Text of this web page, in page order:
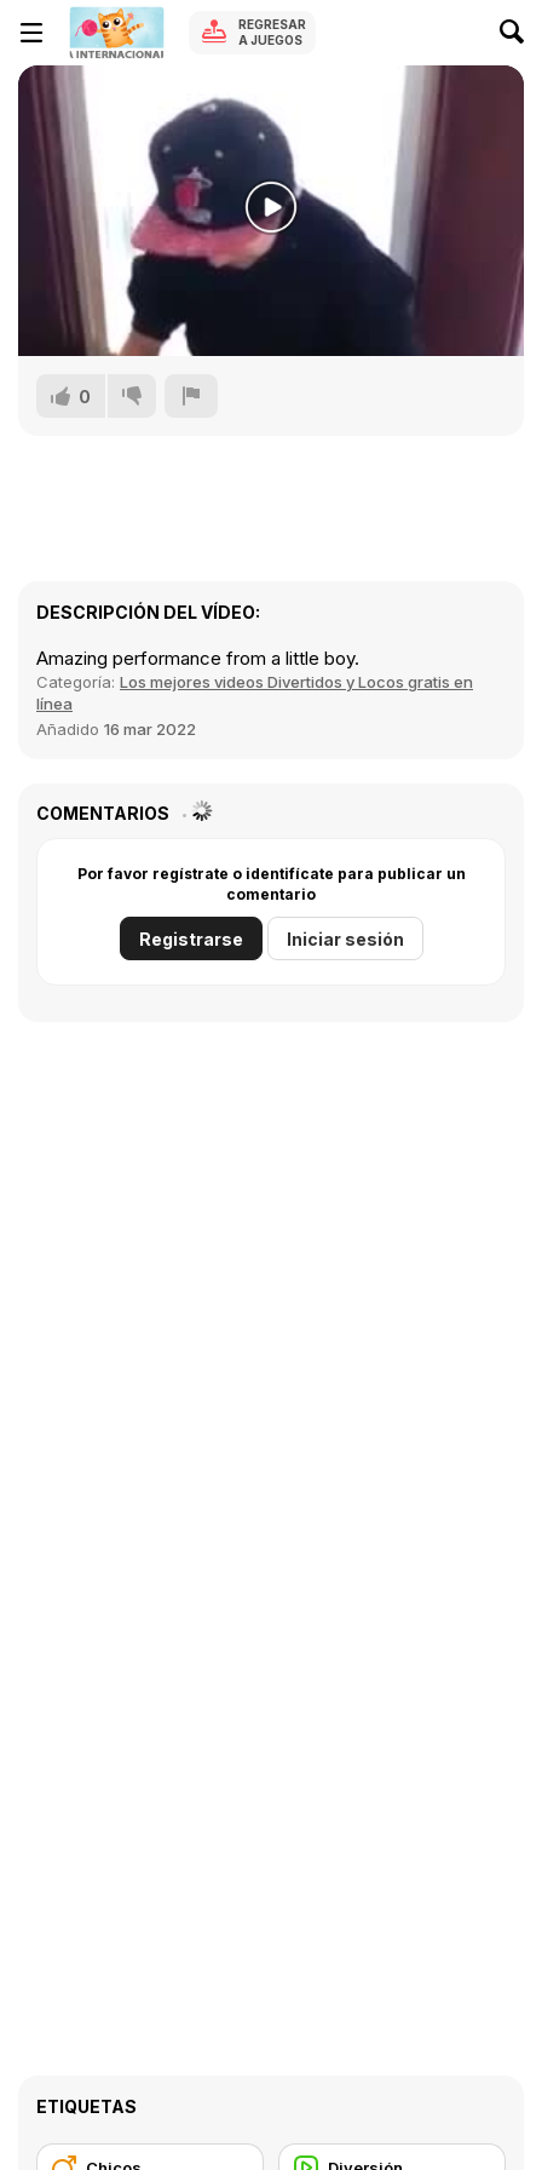
REGRESAR
A JUEGOS
0
DESCRIPCIÓN DEL VÍDEO:
Amazing performance from a little boy.
Categoría: Los mejores videos Divertidos y Locos gratis en
línea
Añadido 16 mar 2022
COMENTARIOS
Por favor regístrate o identifícate para publicar un
comentario
Registrarse Iniciar sesión
ETIQUETAS